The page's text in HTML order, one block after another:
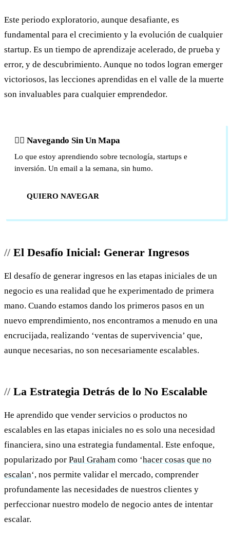
Este periodo exploratorio, aunque desafiante, es
fundamental para el crecimiento y la evolución de cualquier
startup. Es un tiempo de aprendizaje acelerado, de prueba y
error, y de descubrimiento. Aunque no todos logran emerger
victoriosos, las lecciones aprendidas en el valle de la muerte
son invaluables para cualquier emprendedor.
🏴‍☠️ Navegando Sin Un Mapa
Lo que estoy aprendiendo sobre tecnología, startups e
inversión. Un email a la semana, sin humo.
QUIERO NAVEGAR
El Desafío Inicial: Generar Ingresos
El desafío de generar ingresos en las etapas iniciales de un
negocio es una realidad que he experimentado de primera
mano. Cuando estamos dando los primeros pasos en un
nuevo emprendimiento, nos encontramos a menudo en una
encrucijada, realizando ‘ventas de supervivencia’ que,
aunque necesarias, no son necesariamente escalables.
La Estrategia Detrás de lo No Escalable
He aprendido que vender servicios o productos no
escalables en las etapas iniciales no es solo una necesidad
financiera, sino una estrategia fundamental. Este enfoque,
popularizado por Paul Graham como ‘hacer cosas que no
escalan‘, nos permite validar el mercado, comprender
profundamente las necesidades de nuestros clientes y
perfeccionar nuestro modelo de negocio antes de intentar
escalar.